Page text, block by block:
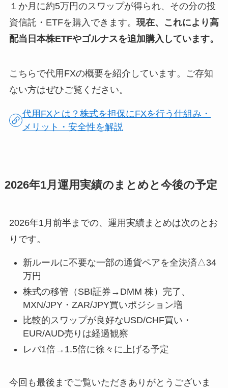
１か月に約5万円のスワップが得られ、その分の投
資信託・ETFを購入できます。 現在、これにより高
配当日本株ETFやゴルナスを追加購入しています。
こちらで代用FXの概要を紹介しています。ご存知
ない方はぜひご覧ください。
代用FXとは？株式を担保にFXを行う仕組み・
メリット・安全性を解説
2026年1月運用実績のまとめと今後の予定
2026年1月前半までの、運用実績まとめは次のとお
りです。
新ルールに不要な一部の通貨ペアを全決済△34
万円
株式の移管（SBI証券→DMM 株）完了、
MXN/JPY・ZAR/JPY買いポジション増
比較的スワップが良好なUSD/CHF買い・
EUR/AUD売りは経過観察
レバ1倍→1.5倍に徐々に上げる予定
今回も最後までご覧いただきありがとうございま